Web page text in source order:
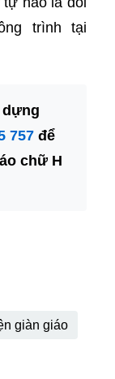
trình tại
dựng
757 để
chữ H
giàn giáo